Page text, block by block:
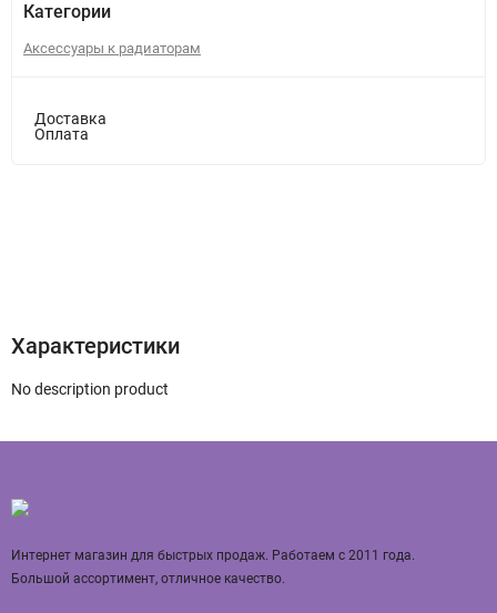
Категории
Аксессуары к радиаторам
Доставка
Оплата
Характеристики
No description product
Интернет магазин для быстрых продаж. Работаем с 2011 года.
Большой ассортимент, отличное качество.